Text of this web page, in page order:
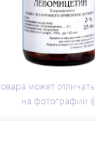
может
на фотографии